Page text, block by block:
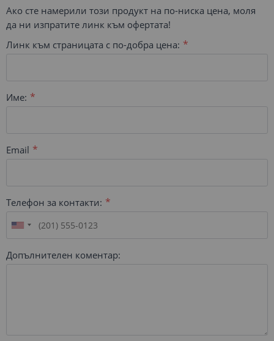
Ако сте намерили този продукт на по-ниска цена, моля
да ни изпратите линк към офертата!
Линк към страницата с по-добра цена:
Име:
Email
Телефон за контакти:
Допълнителен коментар: